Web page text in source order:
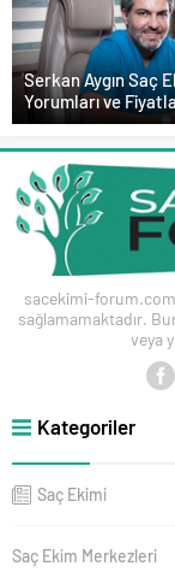
Serkan Aygın Saç
Yorumları ve
sacekimi-
sağlamamaktadır.
veya
Kategoriler
Saç Ekimi
Saç Ekim Merkezleri